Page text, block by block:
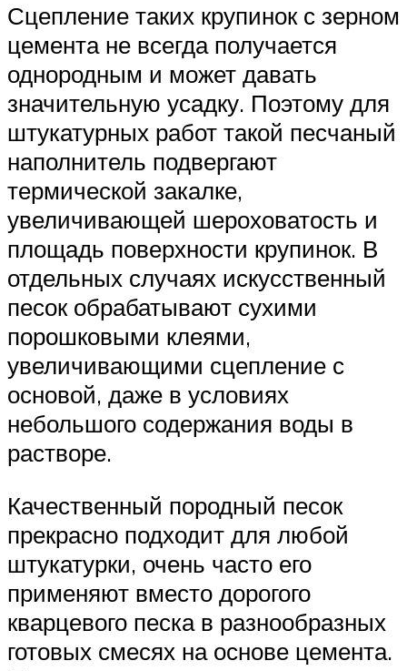
Сцепление таких крупинок с зерном
цемента не всегда получается
однородным и может давать
значительную усадку. Поэтому для
штукатурных работ такой песчаный
наполнитель подвергают
термической закалке,
увеличивающей шероховатость и
площадь поверхности крупинок. В
отдельных случаях искусственный
песок обрабатывают сухими
порошковыми клеями,
увеличивающими сцепление с
основой, даже в условиях
небольшого содержания воды в
растворе.
Качественный породный песок
прекрасно подходит для любой
штукатурки, очень часто его
применяют вместо дорогого
кварцевого песка в разнообразных
готовых смесях на основе цемента.